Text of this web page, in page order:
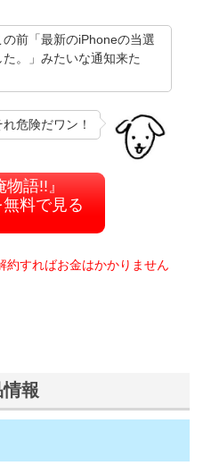
前「最新のiPhoneの当選
。」みたいな通知来た
れ危険だワン！
語!!』
料で見る
すればお金はかかりません
報